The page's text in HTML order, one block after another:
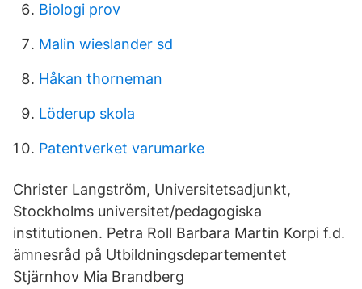
Biologi prov
Malin wieslander sd
Håkan thorneman
Löderup skola
Patentverket varumarke
Christer Langström, Universitetsadjunkt,
Stockholms universitet/pedagogiska
institutionen. Petra Roll Barbara Martin Korpi f.d.
ämnesråd på Utbildningsdepartementet
Stjärnhov Mia Brandberg